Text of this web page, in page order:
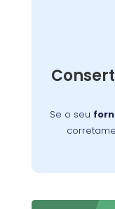
Se o seu
o problema,
preparar